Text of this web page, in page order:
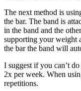
The next method is
the bar. The band is
in the band and the
supporting your weight
the bar the band will
I suggest if you can’t
2x per week. When
repetitions.